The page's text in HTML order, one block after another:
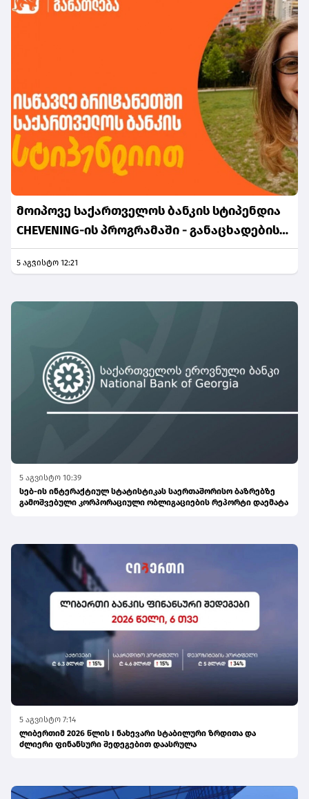
მოიპოვე საქართველოს ბანკის სტიპენდია
CHEVENING-ის პროგრამაში - განაცხადების
მიღება დაიწყო
5 აგვისტო 12:21
5 აგვისტო 10:39
სებ-ის ინტერაქტიულ სტატისტიკას საერთაშორისო ბაზრებზე
გამოშვებული კორპორაციული ობლიგაციების რეპორტი დაემატა
5 აგვისტო 7:14
ლიბერთიმ 2026 წლის I ნახევარი სტაბილური ზრდითა და
ძლიერი ფინანსური შედეგებით დაასრულა